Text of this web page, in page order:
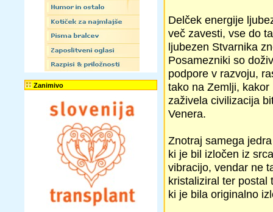
Zanimivo
Delček energije
več zavesti, vse do
ljubezen Stvarnika
Posamezniki so
podpore v razvoju,
tako na Zemlji,
zaživela civilizacija
Venera.
Znotraj samega
ki je bil izločen iz
vibracijo, vendar ne
kristaliziral ter postal
ki je bila originalno